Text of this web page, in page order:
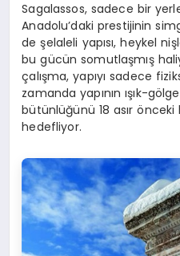
Sagalassos, sadece bir
Anadolu’daki prestijinin
de şelaleli yapısı, heykel
bu gücün somutlaşmış
çalışma, yapıyı sadece
zamanda yapının ışık-
bütünlüğünü 18 asır
hedefliyor.